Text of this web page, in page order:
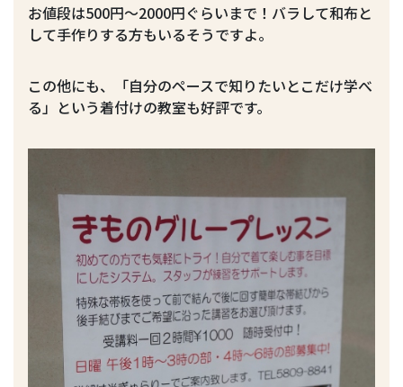
お値段は500円～2000円ぐらいまで！バラして和布と
して手作りする方もいるそうですよ。
この他にも、「自分のペースで知りたいとこだけ学べ
る」という着付けの教室も好評です。